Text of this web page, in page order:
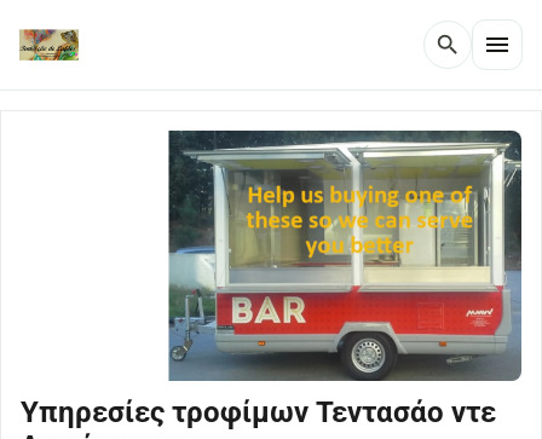
search menu
Υπηρεσίες τροφίμων Τεντασάο ντε